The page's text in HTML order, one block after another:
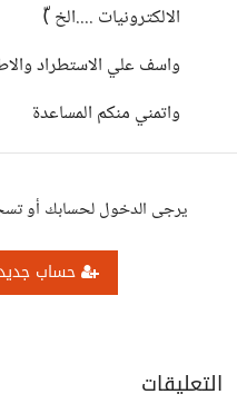
الالكترونيات ....الخ )ّ
واسف علي الاستطراد
واتمني منكم المساعدة
يرجى الدخول لحسابك أو
حساب
التعليقات